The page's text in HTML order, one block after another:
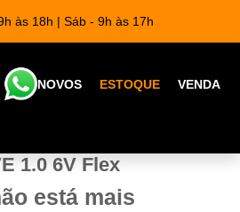
às 18h | Sáb - 9h às 17h
NOVOS ESTOQUE VENDA
1.0 6V Flex
está mais